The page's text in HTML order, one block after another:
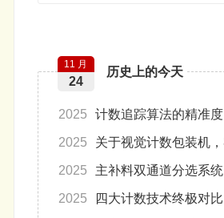
历史上的今天
11 月
24
2025 计数追踪算法的精准度
2025 关于视觉计数包装机
2025 主补料双通道分选系
2025 四大计数技术终极对